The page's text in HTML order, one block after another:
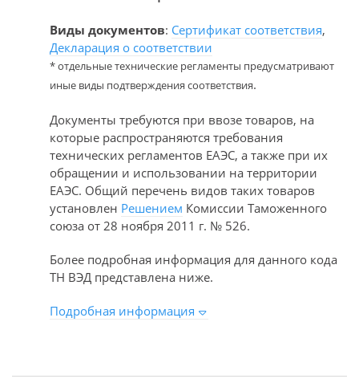
Виды документов: Сертификат соответствия,
Декларация о соответствии
* отдельные технические регламенты предусматривают
иные виды подтверждения соответствия.
Документы требуются при ввозе товаров, на
которые распространяются требования
технических регламентов ЕАЭС, а также при их
обращении и использовании на территории
ЕАЭС. Общий перечень видов таких товаров
установлен Решением Комиссии Таможенного
союза от 28 ноября 2011 г. № 526.
Более подробная информация для данного кода
ТН ВЭД представлена ниже.
Подробная информация